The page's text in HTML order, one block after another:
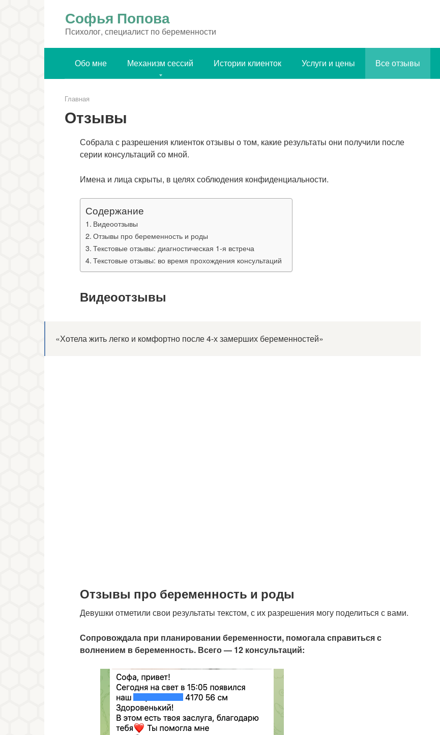
Софья Попова
Психолог, специалист по беременности
Обо мне Механизм сессий Истории клиенток Услуги и цены Все отзывы
Главная
Отзывы
Собрала с разрешения клиенток отзывы о том, какие результаты они получили после
серии консультаций со мной.
Имена и лица скрыты, в целях соблюдения конфиденциальности.
Содержание
Видеоотзывы
Отзывы про беременность и роды
Текстовые отзывы: диагностическая 1-я встреча
Текстовые отзывы: во время прохождения консультаций
Видеоотзывы
«Хотела жить легко и комфортно после 4-х замерших беременностей»
Отзывы про беременность и роды
Девушки отметили свои результаты текстом, с их разрешения могу поделиться с вами.
Сопровождала при планировании беременности, помогала справиться с
волнением в беременность. Всего — 12 консультаций: